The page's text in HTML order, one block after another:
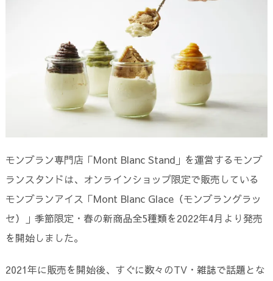
モンブラン専門店「Mont Blanc Stand」を運営するモンブ
ランスタンドは、オンラインショップ限定で販売している
モンブランアイス「Mont Blanc Glace（モンブラングラッ
セ）」季節限定・春の新商品全5種類を2022年4月より発売
を開始しました。
2021年に販売を開始後、すぐに数々のTV・雑誌で話題とな